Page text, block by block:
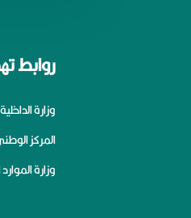
روابط
وزارة الداخلية
المركز
وزارة